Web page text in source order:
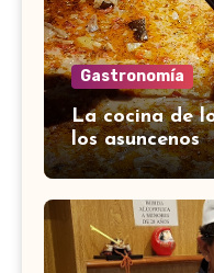
Gastronomía
La cocina de
los asuncenos